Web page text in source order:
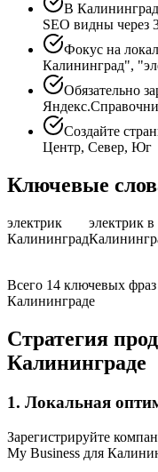
В
SEO видны через
Фокус на
Калининград",
Обязательно
Создайте
Центр, Север, Юг
Ключевые
электрик
Калининград
электрик в
Всего 14 ключевых
Калининграде
Стратегия
Калининграде
1. Локальная
Зарегистрируйте
My Business для